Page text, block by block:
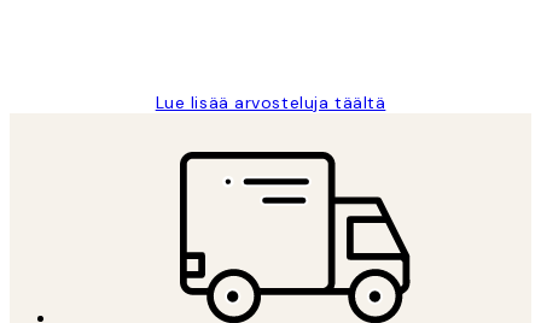
Lue lisää arvosteluja täältä